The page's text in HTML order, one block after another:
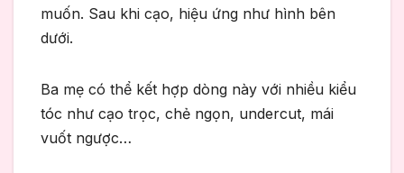
muốn. Sau khi cạo, hiệu ứng như hình bên
dưới.
Ba mẹ có thể kết hợp dòng này với nhiều kiểu
tóc như cạo trọc, chẻ ngọn, undercut, mái
vuốt ngược…